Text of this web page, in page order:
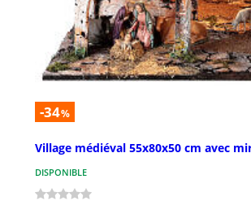
-34%
Village médiéval 55x80x50 cm avec
DISPONIBLE